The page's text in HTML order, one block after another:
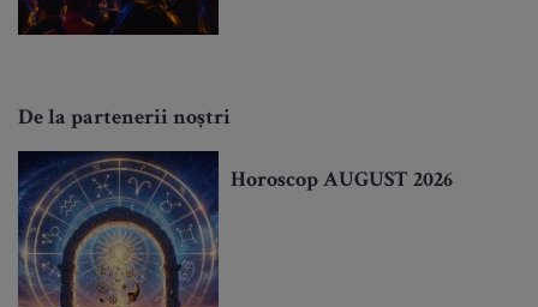
De la partenerii noștri
Horoscop AUGUST 2026